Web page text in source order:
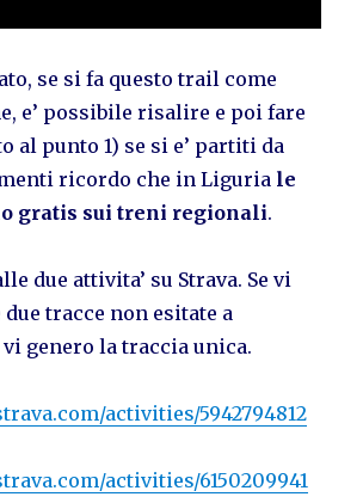
se si fa questo trail come
e’ possibile risalire e poi fare
al punto 1) se si e’ partiti da
ricordo che in Liguria le
gratis sui treni regionali.
due attivita’ su Strava. Se vi
tracce non esitate a
genero la traccia unica.
activities/5942794812
activities/6150209941